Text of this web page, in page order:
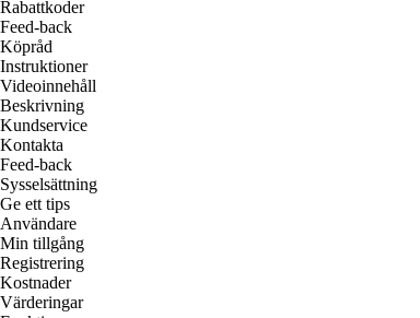
Rabattkoder
Feed-back
Köpråd
Instruktioner
Videoinnehåll
Beskrivning
Kundservice
Kontakta
Feed-back
Sysselsättning
Ge ett tips
Användare
Min tillgång
Registrering
Kostnader
Värderingar